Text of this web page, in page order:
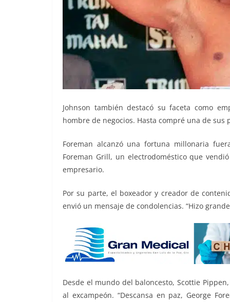
Johnson también destacó su faceta como
hombre de negocios. Hasta compré una de sus
Foreman alcanzó una fortuna millonaria
Foreman Grill, un electrodoméstico que
empresario.
Por su parte, el boxeador y creador de
envió un mensaje de condolencias. “Hizo
Desde el mundo del baloncesto, Scottie
al excampeón. “Descansa en paz, George